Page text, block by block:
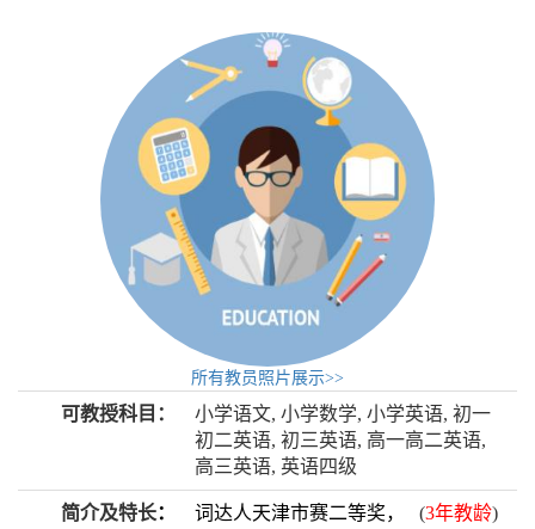
所有教员照片展示>>
可教授科目：
小学语文, 小学数学, 小学英语, 初一
初二英语, 初三英语, 高一高二英语,
高三英语, 英语四级
简介及特长： 词达人天津市赛二等奖， (3年教龄)